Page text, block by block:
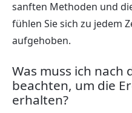
sanften Methoden und
fühlen Sie sich zu jedem
aufgehoben.
Was muss ich nach
beachten, um die
erhalten?